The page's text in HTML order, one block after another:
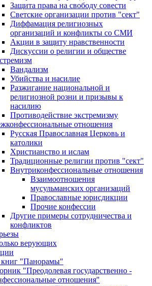
Защита права на свободу совести
Светские организации против "сект"
Диффамация религиозных
организаций и конфликты со СМИ
Акции в защиту нравственности
Дискуссии о религии и обществе
Вандализм
Убийства и насилие
Разжигание национальной и
религиозной розни и призывы к
насилию
Противодействие экстремизму
отношения
Русская Православная Церковь и
католики
Христианство и ислам
Традиционные религии против "сект"
Внутриконфессиональные отношения
Взаимоотношения
мусульманских организаций
Православные юрисдикции
Прочие конфессии
Другие примеры сотрудничества и
конфликтов
верующих
"Панорамы"
"Преодолевая государственно -
отношения"